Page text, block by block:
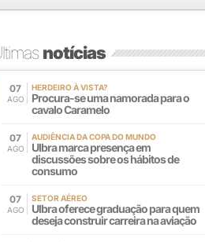
notícias
07
AGO
HERDEIRO À VISTA?
Procura-se uma namorada para o
cavalo Caramelo
07
AGO
AUDIÊNCIA DA COPA DO MUNDO
Ulbra marca presença em
discussões sobre os hábitos de
consumo
07
AGO
SETOR AÉREO
Ulbra oferece graduação para quem
deseja construir carreira na aviação